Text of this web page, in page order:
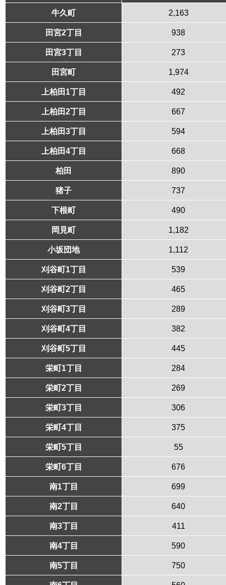
牛久町 2,163
田宮2丁目 938
田宮3丁目 273
田宮町 1,974
上柏田1丁目 492
上柏田2丁目 667
上柏田3丁目 594
上柏田4丁目 668
柏田 890
猪子 737
下根町 490
岡見町 1,182
小坂団地 1,112
刈谷町1丁目 539
刈谷町2丁目 465
刈谷町3丁目 289
刈谷町4丁目 382
刈谷町5丁目 445
栄町1丁目 284
栄町2丁目 269
栄町3丁目 306
栄町4丁目 375
栄町5丁目 55
栄町6丁目 676
南1丁目 699
南2丁目 640
南3丁目 411
南4丁目 590
南5丁目 750